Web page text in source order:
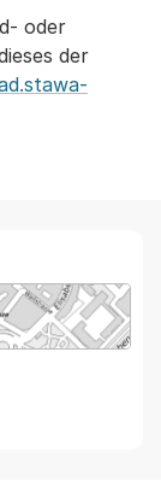
oder
der
MapBS.
wird in einem